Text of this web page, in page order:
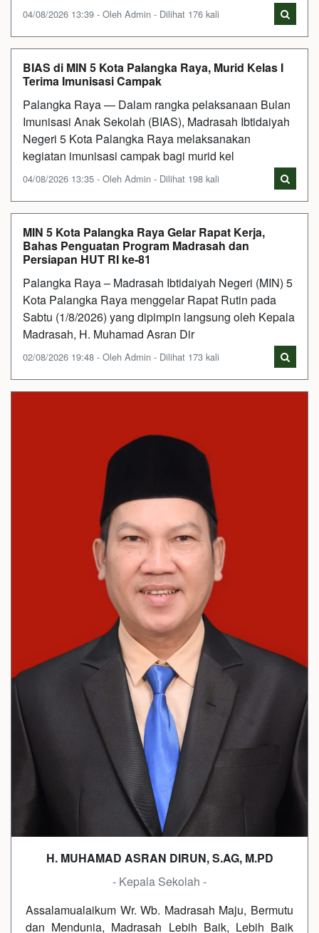
04/08/2026 13:39 - Oleh Admin - Dilihat 176 kali
BIAS di MIN 5 Kota Palangka Raya, Murid Kelas I
Terima Imunisasi Campak
Palangka Raya — Dalam rangka pelaksanaan Bulan
Imunisasi Anak Sekolah (BIAS), Madrasah Ibtidaiyah
Negeri 5 Kota Palangka Raya melaksanakan
kegiatan imunisasi campak bagi murid kel
04/08/2026 13:35 - Oleh Admin - Dilihat 198 kali
MIN 5 Kota Palangka Raya Gelar Rapat Kerja,
Bahas Penguatan Program Madrasah dan
Persiapan HUT RI ke-81
Palangka Raya – Madrasah Ibtidaiyah Negeri (MIN) 5
Kota Palangka Raya menggelar Rapat Rutin pada
Sabtu (1/8/2026) yang dipimpin langsung oleh Kepala
Madrasah, H. Muhamad Asran Dir
02/08/2026 19:48 - Oleh Admin - Dilihat 173 kali
H. MUHAMAD ASRAN DIRUN, S.AG, M.PD
- Kepala Sekolah -
Assalamualaikum Wr. Wb. Madrasah Maju, Bermutu
dan Mendunia, Madrasah Lebih Baik, Lebih Baik